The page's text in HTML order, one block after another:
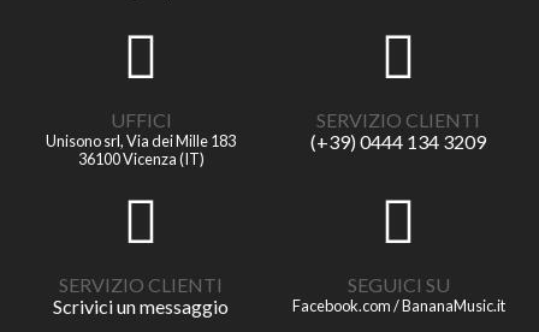
UFFICI
Unisono srl, Via dei Mille 183
36100 Vicenza (IT)
SERVIZIO CLIENTI
(+39) 0444 134 3209
SERVIZIO CLIENTI
Scrivici un messaggio
SEGUICI SU
Facebook.com / BananaMusic.it